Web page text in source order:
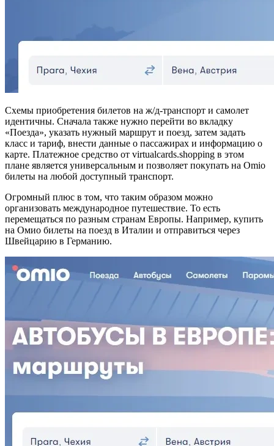
Схемы приобретения билетов на ж/д-транспорт и самолет
идентичны. Сначала также нужно перейти во вкладку
«Поезда», указать нужный маршрут и поезд, затем задать
класс и тариф, внести данные о пассажирах и информацию о
карте. Платежное средство от virtualcards.shopping в этом
плане является универсальным и позволяет покупать на Omio
билеты на любой доступный транспорт.
Огромный плюс в том, что таким образом можно
организовать международное путешествие. То есть
перемещаться по разным странам Европы. Например, купить
на Омио билеты на поезд в Италии и отправиться через
Швейцарию в Германию.